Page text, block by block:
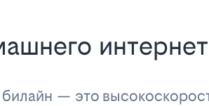
— это